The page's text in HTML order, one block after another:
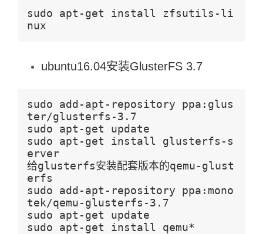
sudo apt-get install zfsutils-li
nux
ubuntu16.04安装GlusterFS 3.7
sudo add-apt-repository ppa:glus
ter/glusterfs-3.7
sudo apt-get update
sudo apt-get install glusterfs-s
erver
给glusterfs安装配套版本的qemu-glust
erfs
sudo add-apt-repository ppa:mono
tek/qemu-glusterfs-3.7
sudo apt-get update
sudo apt-get install qemu*